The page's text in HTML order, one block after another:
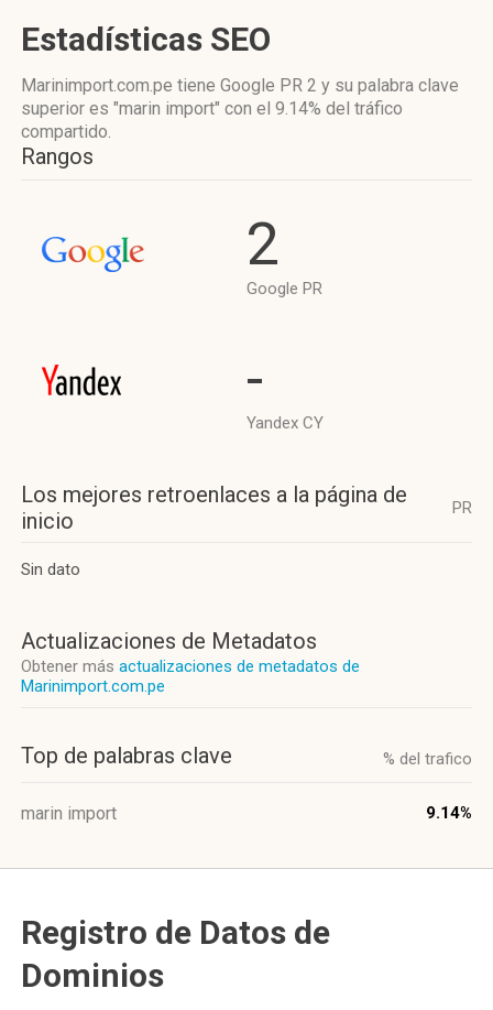
Estadísticas SEO
Marinimport.com.pe tiene Google PR 2 y su palabra clave
superior es "marin import" con el 9.14% del tráfico
compartido.
Rangos
2
Google PR
-
Yandex CY
Los mejores retroenlaces a la página de
inicio
PR
Sin dato
Actualizaciones de Metadatos
Obtener más actualizaciones de metadatos de
Marinimport.com.pe
Top de palabras clave % del trafico
marin import 9.14%
Registro de Datos de
Dominios